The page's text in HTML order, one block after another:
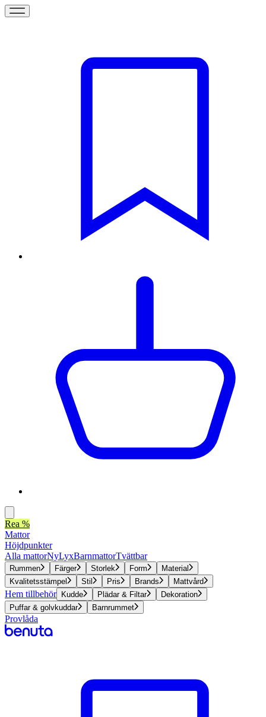
Rea %
Mattor
Höjdpunkter
Alla mattorNyLyxBarnmattorTvättbar
Rummen Färger Storlek Form
Material
Kvalitetsstämpel
Stil Pris Brands Mattvård
Hem tillbehör Kudde Plädar & Filtar
Dekoration
Puffar & golvkuddar
Barnrummet
Provlåda